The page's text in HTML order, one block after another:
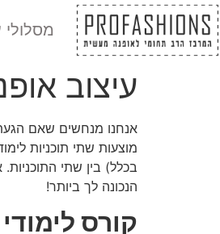
מסלולי
עיצוב
אנחנו מנחשים שאם
מוצעות שתי תוכניות
בכלל) בין שתי
הנכונה לך ביותר!
קורס